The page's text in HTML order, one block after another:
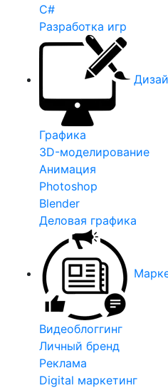
C#
Разработка игр
Графика
3D-моделирование
Анимация
Photoshop
Blender
Деловая графика
Видеоблоггинг
Личный бренд
Реклама
Digital маркетинг